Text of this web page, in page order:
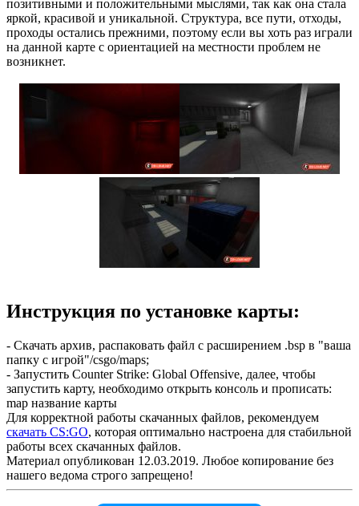
позитивными и положительными мыслями, так как она стала
яркой, красивой и уникальной. Структура, все пути, отходы,
проходы остались прежними, поэтому если вы хоть раз играли
на данной карте с ориентацией на местности проблем не
возникнет.
Инструкция по установке карты:
- Скачать архив, распаковать файл с расширением .bsp в "ваша
папку с игрой"/csgo/maps;
- Запустить Counter Strike: Global Offensive, далее, чтобы
запустить карту, необходимо открыть консоль и прописать:
map название карты
Для корректной работы скачанных файлов, рекомендуем
скачать CS:GO, которая оптимально настроена для стабильной
работы всех скачанных файлов.
Материал опубликован 12.03.2019. Любое копирование без
нашего ведома строго запрещено!